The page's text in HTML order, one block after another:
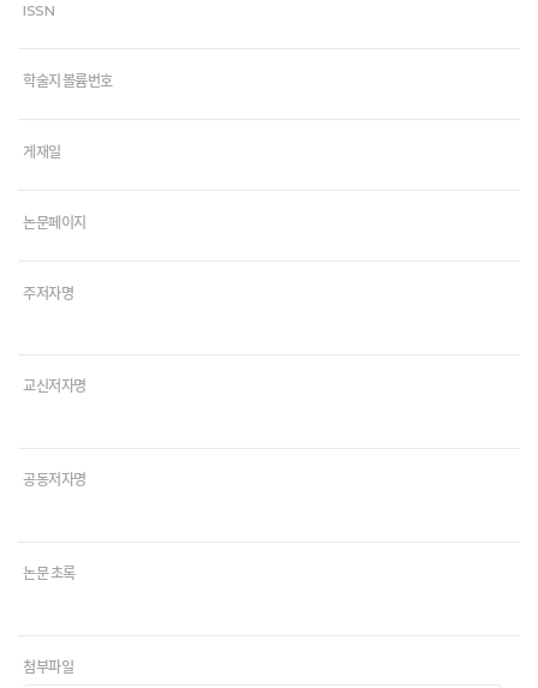
ISSN
학술지 볼륨번호
게재일
논문페이지
주저자명
교신저자명
공동저자명
논문 초록
첨부파일